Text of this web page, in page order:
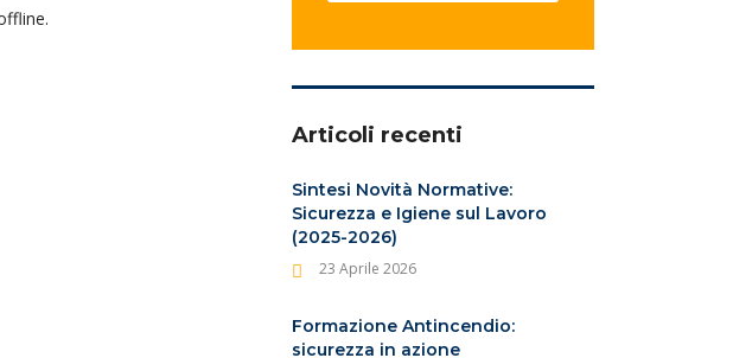
Articoli recenti
Sintesi Novità Normative:
Sicurezza e Igiene sul Lavoro
(2025-2026)
23 Aprile 2026
Formazione Antincendio:
sicurezza in azione